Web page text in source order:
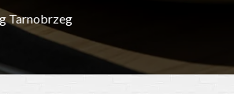
Tarnobrzeg